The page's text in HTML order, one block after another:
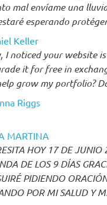
mal envíame una
esperando
Keller
I noticed your website
it for free in
grow my portfolio?
Riggs
MARTINA
HOY 17 DE
DE LOS 9 DÍAS
PIDIENDO
POR MI SALUD Y